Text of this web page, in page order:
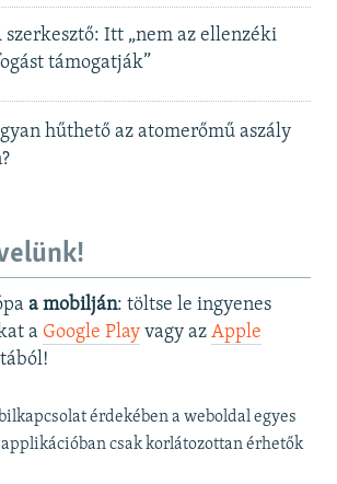
szerkesztő: Itt „nem az ellenzéki
támogatják”
hűthető az atomerőmű aszály
a mobilján: töltse le ingyenes
a Google Playvagy az Apple
érdekében a weboldal egyes
csak korlátozottan érhetők